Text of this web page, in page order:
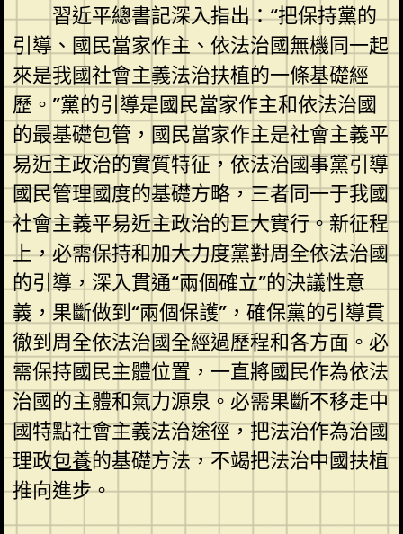
習近平總書記深入指出：“把保持黨的
引導、國民當家作主、依法治國無機同一起
來是我國社會主義法治扶植的一條基礎經
歷。”黨的引導是國民當家作主和依法治國
的最基礎包管，國民當家作主是社會主義平
易近主政治的實質特征，依法治國事黨引導
國民管理國度的基礎方略，三者同一于我國
社會主義平易近主政治的巨大實行。新征程
上，必需保持和加大力度黨對周全依法治國
的引導，深入貫通“兩個確立”的決議性意
義，果斷做到“兩個保護”，確保黨的引導貫
徹到周全依法治國全經過歷程和各方面。必
需保持國民主體位置，一直將國民作為依法
治國的主體和氣力源泉。必需果斷不移走中
國特點社會主義法治途徑，把法治作為治國
理政包養的基礎方法，不竭把法治中國扶植
推向進步。